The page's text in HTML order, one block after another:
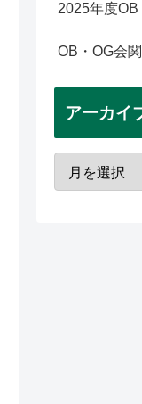
2025年度OB
OB・OG会
アーカイ